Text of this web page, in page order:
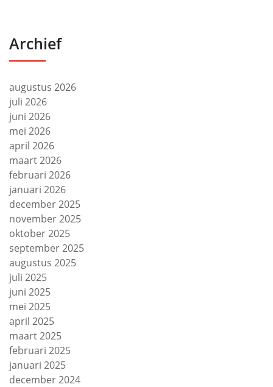
Archief
augustus 2026
juli 2026
juni 2026
mei 2026
april 2026
maart 2026
februari 2026
januari 2026
december 2025
november 2025
oktober 2025
september 2025
augustus 2025
juli 2025
juni 2025
mei 2025
april 2025
maart 2025
februari 2025
januari 2025
december 2024